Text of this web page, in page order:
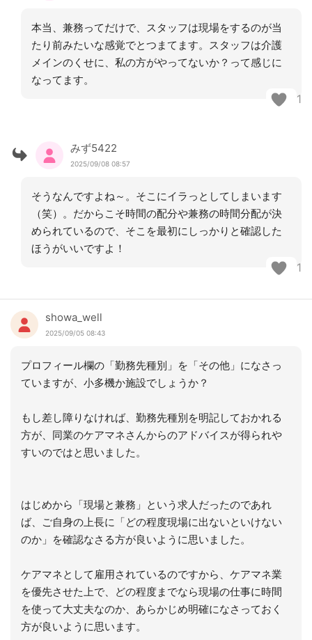
本当、兼務ってだけで、スタッフは現場をするのが当
たり前みたいな感覚でとつまてます。スタッフは介護
メインのくせに、私の方がやってないか？って感じに
なってます。
1
みず5422
2025/09/08 08:57
そうなんですよね～。そこにイラっとしてしまいます
（笑）。だからこそ時間の配分や兼務の時間分配が決
められているので、そこを最初にしっかりと確認した
ほうがいいですよ！
1
showa_well
2025/09/05 08:43
プロフィール欄の「勤務先種別」を「その他」になさっ
ていますが、小多機か施設でしょうか？
もし差し障りなければ、勤務先種別を明記しておかれる
方が、同業のケアマネさんからのアドバイスが得られや
すいのではと思いました。
はじめから「現場と兼務」という求人だったのであれ
ば、ご自身の上長に「どの程度現場に出ないといけない
のか」を確認なさる方が良いように思いました。
ケアマネとして雇用されているのですから、ケアマネ業
を優先させた上で、どの程度までなら現場の仕事に時間
を使って大丈夫なのか、あらかじめ明確になさっておく
方が良いように思います。